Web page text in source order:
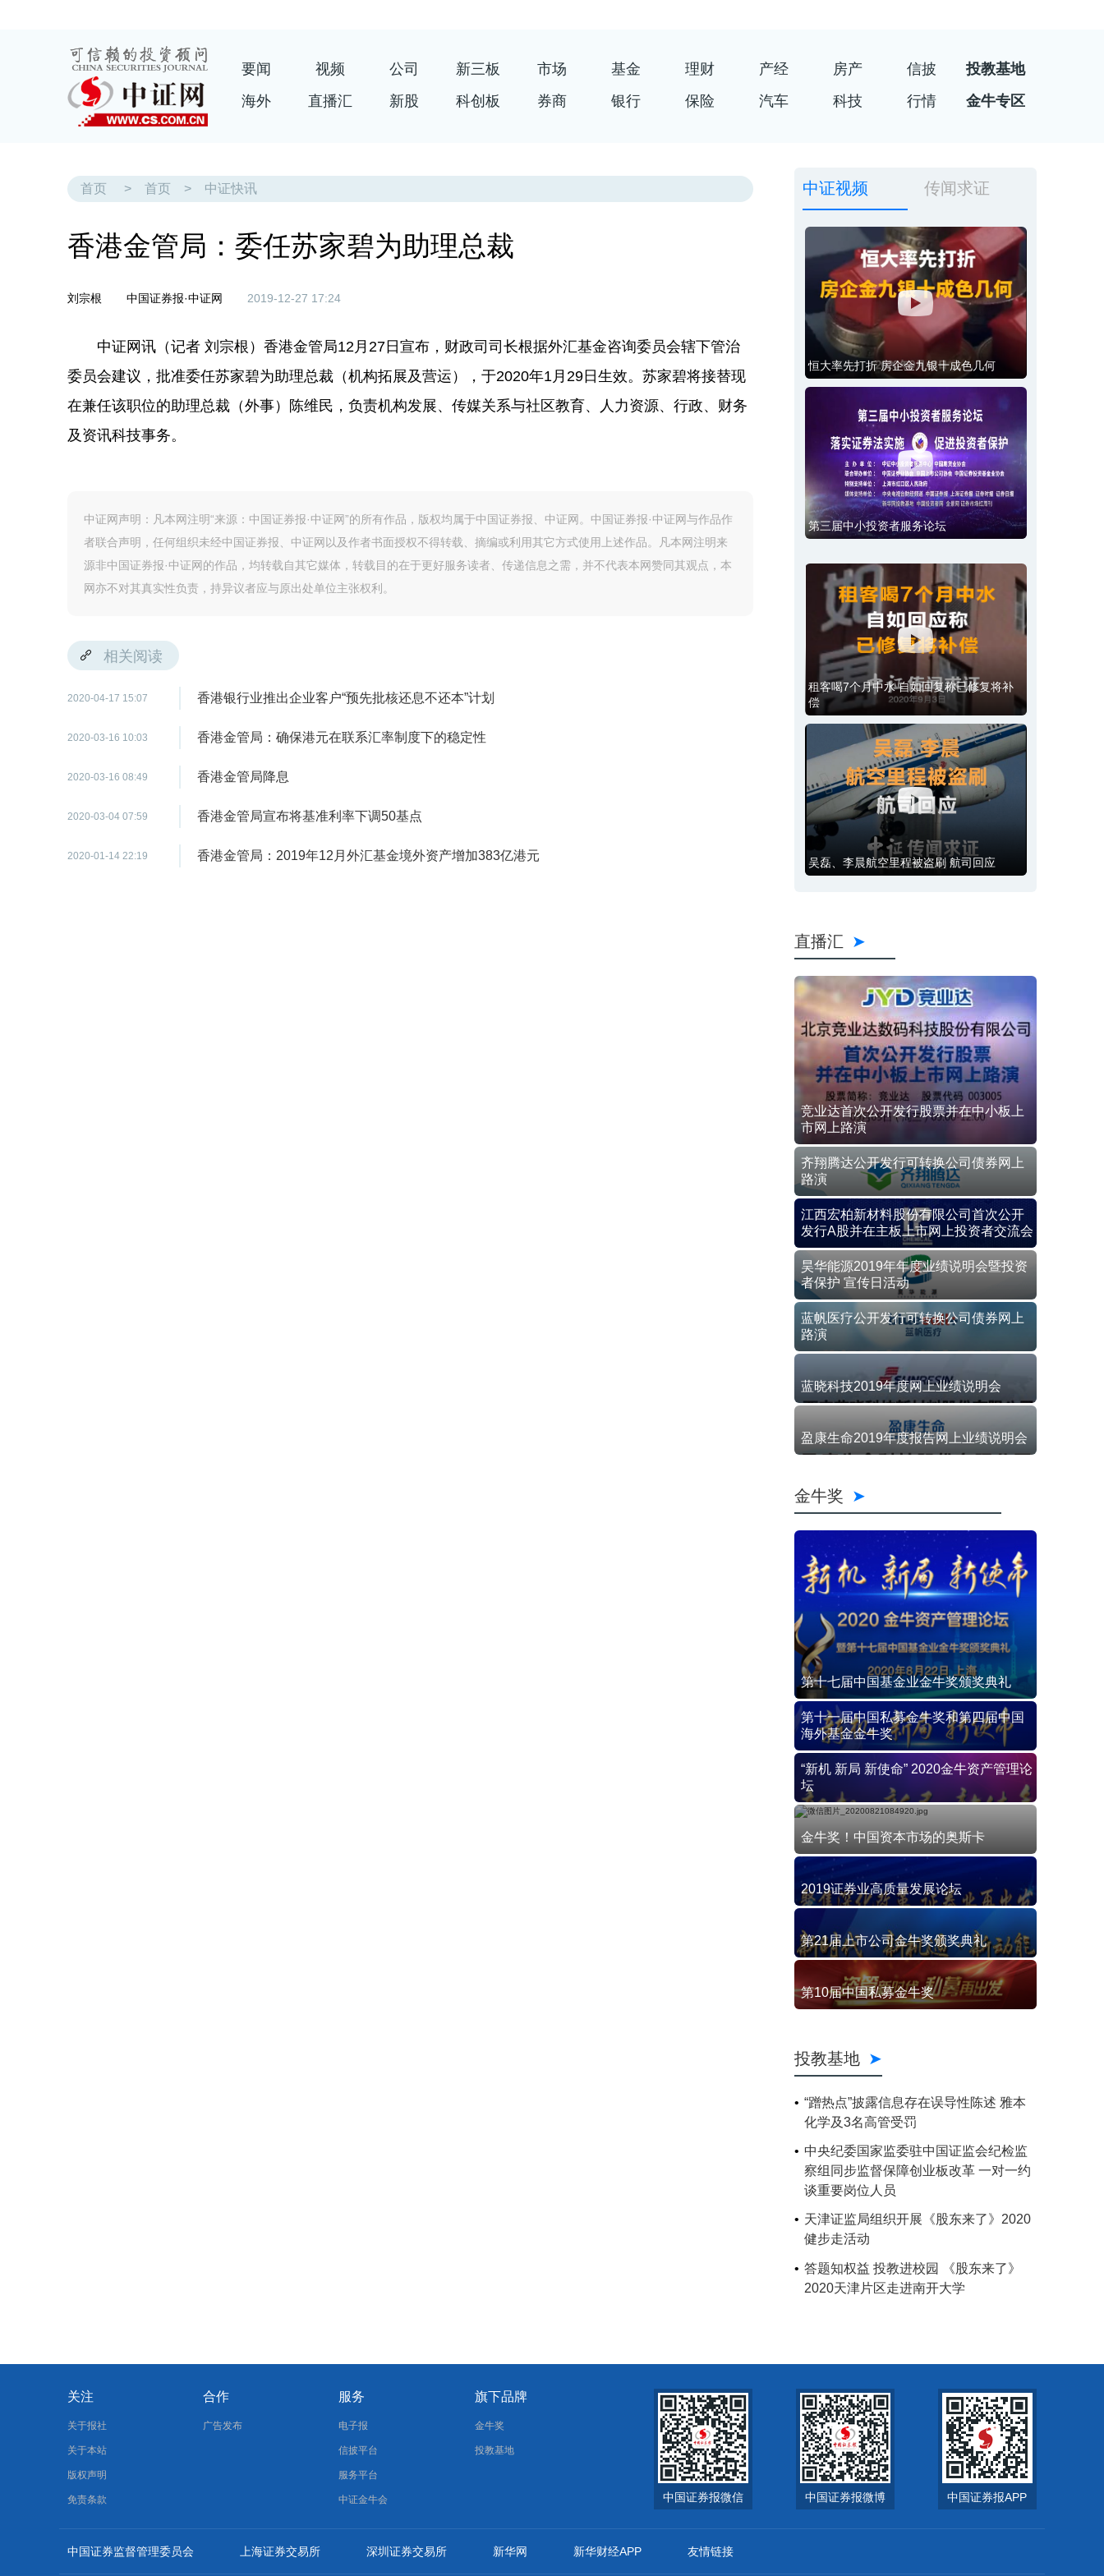
要闻 视频 公司 新三板 市场 基金 理财 产经 房产 信披
投教基地
海外
直播汇 新股 科创板 券商 银行 保险 汽车 科技 行情 金牛专区
首页 > 首页 > 中证快讯
香港金管局：委任苏家碧为助理总裁
刘宗根 中国证券报·中证网 2019-12-27 17:24
中证网讯（记者 刘宗根）香港金管局12月27日宣布，财政司司长根据外汇基金咨询委员会辖下管治
委员会建议，批准委任苏家碧为助理总裁（机构拓展及营运），于2020年1月29日生效。苏家碧将接替现
在兼任该职位的助理总裁（外事）陈维民，负责机构发展、传媒关系与社区教育、人力资源、行政、财务
及资讯科技事务。
中证网声明：凡本网注明“来源：中国证券报·中证网”的所有作品，版权均属于中国证券报、中证网。中国证券报·中证网与作品作
者联合声明，任何组织未经中国证券报、中证网以及作者书面授权不得转载、摘编或利用其它方式使用上述作品。凡本网注明来
源非中国证券报·中证网的作品，均转载自其它媒体，转载目的在于更好服务读者、传递信息之需，并不代表本网赞同其观点，本
网亦不对其真实性负责，持异议者应与原出处单位主张权利。
相关阅读
2020-04-17 15:07 香港银行业推出企业客户“预先批核还息不还本”计划
2020-03-16 10:03 香港金管局：确保港元在联系汇率制度下的稳定性
2020-03-16 08:49 香港金管局降息
2020-03-04 07:59 香港金管局宣布将基准利率下调50基点
2020-01-14 22:19 香港金管局：2019年12月外汇基金境外资产增加383亿港元
中证视频 传闻求证
恒大率先打折 房企金九银十成色几何
第三届中小投资者服务论坛
租客喝7个月中水 自如回复称已修复将补
偿
吴磊、李晨航空里程被盗刷 航司回应
直播汇
竞业达首次公开发行股票并在中小板上
市网上路演
齐翔腾达公开发行可转换公司债券网上
路演
江西宏柏新材料股份有限公司首次公开
发行A股并在主板上市网上投资者交流会
昊华能源2019年年度业绩说明会暨投资
者保护 宣传日活动
蓝帆医疗公开发行可转换公司债券网上
路演
蓝晓科技2019年度网上业绩说明会
盈康生命2019年度报告网上业绩说明会
金牛奖
第十七届中国基金业金牛奖颁奖典礼
第十一届中国私募金牛奖和第四届中国
海外基金金牛奖
“新机 新局 新使命” 2020金牛资产管理论
坛
金牛奖！中国资本市场的奥斯卡
2019证券业高质量发展论坛
第21届上市公司金牛奖颁奖典礼
第10届中国私募金牛奖
投教基地
“蹭热点”披露信息存在误导性陈述 雅本
化学及3名高管受罚
中央纪委国家监委驻中国证监会纪检监
察组同步监督保障创业板改革 一对一约
谈重要岗位人员
天津证监局组织开展《股东来了》2020
健步走活动
答题知权益 投教进校园 《股东来了》
2020天津片区走进南开大学
关注
关于报社
关于本站
版权声明
免责条款
合作
广告发布
服务
电子报
信披平台
服务平台
中证金牛会
旗下品牌
金牛奖
投教基地
中国证券报微信 中国证券报微博 中国证券报APP
中国证券监督管理委员会 上海证券交易所 深圳证券交易所 新华网 新华财经APP 友情链接